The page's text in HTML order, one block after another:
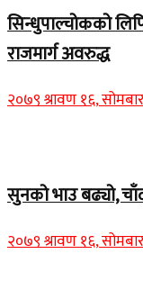
सिन्धुपाल्चोकको
राजमार्ग अवरुद्ध
२०७९ श्रावण १६,
सुनको भाउ बढ्यो,
२०७९ श्रावण १६,